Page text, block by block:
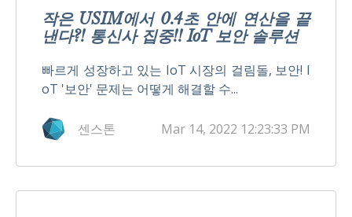
작은 USIM에서 0.4초 안에 연산을 끝
낸다?! 통신사 집중!! IoT 보안 솔루션
빠르게 성장하고 있는 IoT 시장의 걸림돌, 보안! I
oT '보안' 문제는 어떻게 해결할 수...
센스톤 Mar 14, 2022 12:23:33 PM